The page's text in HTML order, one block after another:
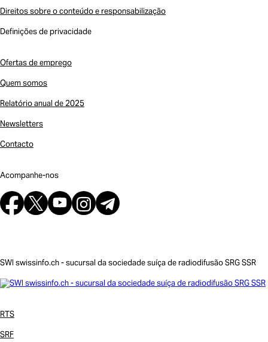
Acompanhe-nos
Direitos sobre o conteúdo e responsabilização
Definições de privacidade
Ofertas de emprego
Quem somos
Relatório anual de 2025
Newsletters
Contacto
SWI swissinfo.ch - sucursal da sociedade suíça de radiodifusão SRG SSR
RTS
SRF